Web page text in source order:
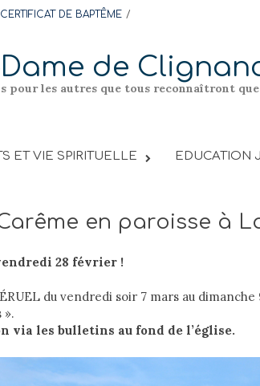
DE BAPTÊME
de
pour les autres que tous reconnaîtront
ET VIE SPIRITUELLE EDUCATION
en paroisse à
28 février !
du vendredi soir 7 mars au dimanche
».
via les bulletins au fond de l’église.